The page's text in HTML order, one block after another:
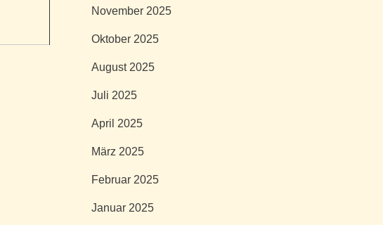
November 2025
Oktober 2025
August 2025
Juli 2025
April 2025
März 2025
Februar 2025
Januar 2025